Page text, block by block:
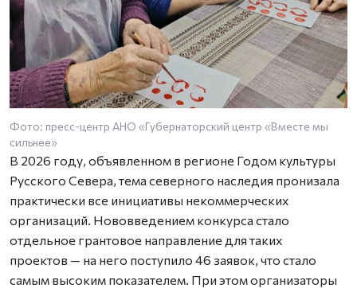
Фото: пресс-центр АНО «Губернаторский центр «Вместе мы
сильнее»
В 2026 году, объявленном в регионе Годом культуры
Русского Севера, тема северного наследия пронизала
практически все инициативы некоммерческих
организаций. Нововведением конкурса стало
отдельное грантовое направление для таких
проектов — на него поступило 46 заявок, что стало
самым высоким показателем. При этом организаторы